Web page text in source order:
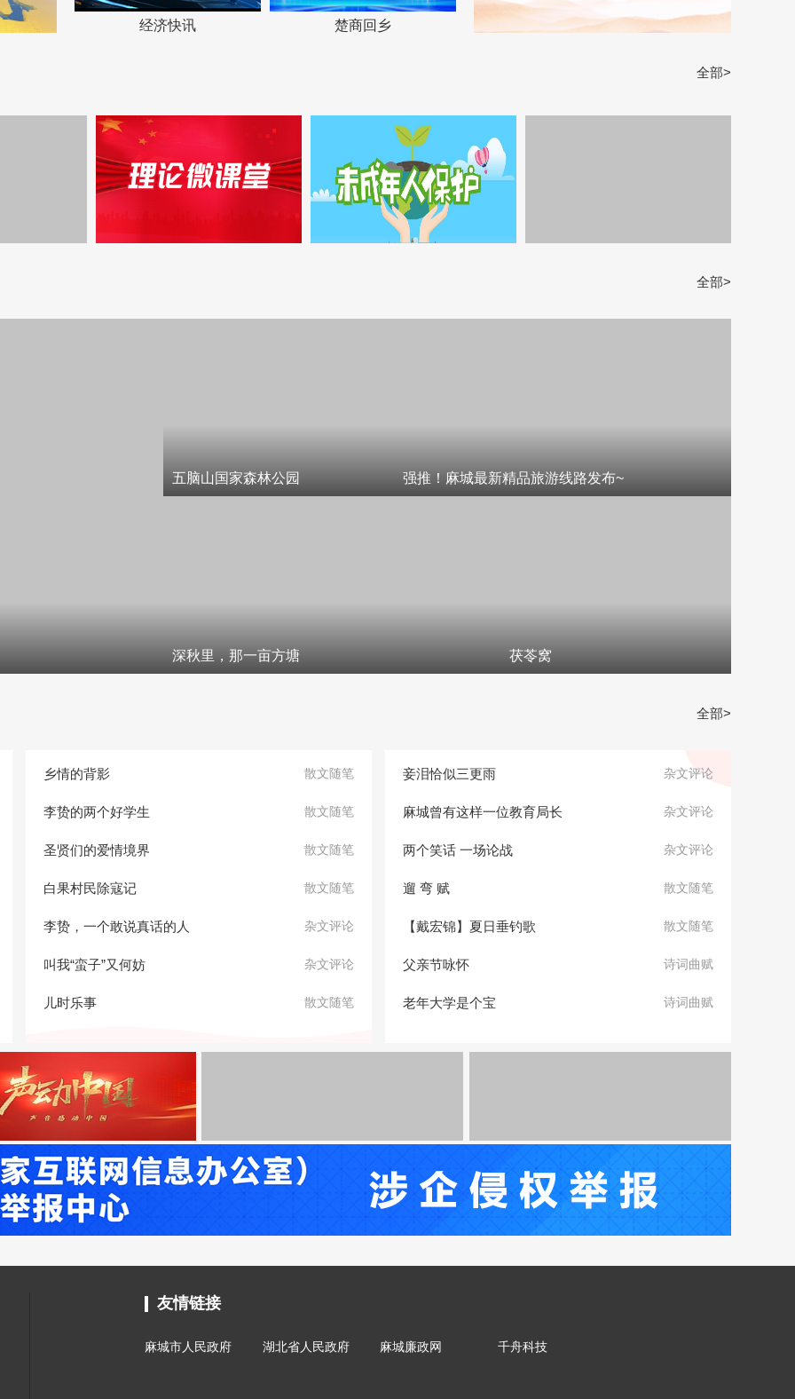
经济快讯 楚商回乡
全部>
全部>
五脑山国家森林公园 强推！麻城最新精品旅游线路发布~
深秋里，那一亩方塘 茯苓窝
全部>
乡情的背影 散文随笔
李贽的两个好学生 散文随笔
圣贤们的爱情境界 散文随笔
白果村民除寇记 散文随笔
李贽，一个敢说真话的人 杂文评论
叫我“蛮子”又何妨 杂文评论
儿时乐事 散文随笔
妾泪恰似三更雨 杂文评论
麻城曾有这样一位教育局长 杂文评论
两个笑话 一场论战 杂文评论
遛 弯 赋 散文随笔
【戴宏锦】夏日垂钓歌 散文随笔
父亲节咏怀 诗词曲赋
老年大学是个宝 诗词曲赋
友情链接
麻城市人民政府 湖北省人民政府 麻城廉政网 千舟科技